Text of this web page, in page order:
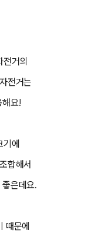
거의
전거는
해요!
기에
합해서
은데요.
때문에